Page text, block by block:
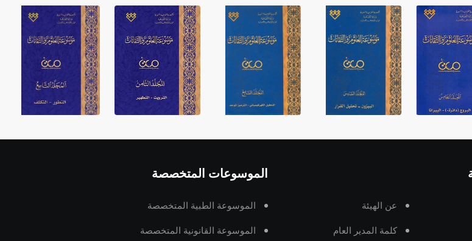
عن الهيئة
كلمة المدير العام
الموسوعات المتخصصة
الموسوعة الطبية المتخصصة
الموسوعة القانونية المتخصصة